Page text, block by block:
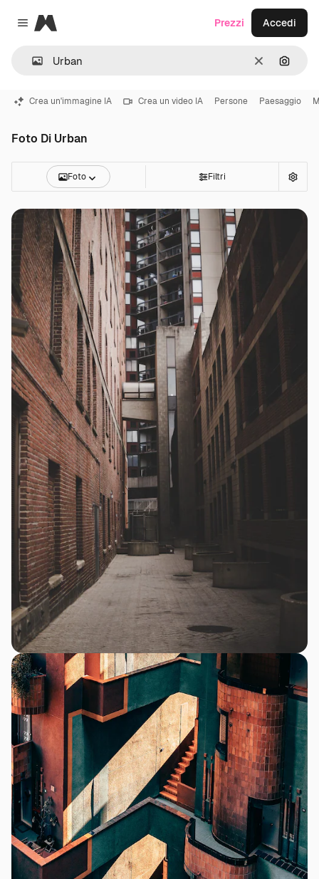
Close menu
Magnific
CancellaCerca
Prezzi Accedi
Crea un'immagine IA Crea un video IA Persone Paesaggio
Foto Di Urban
Foto Filtri